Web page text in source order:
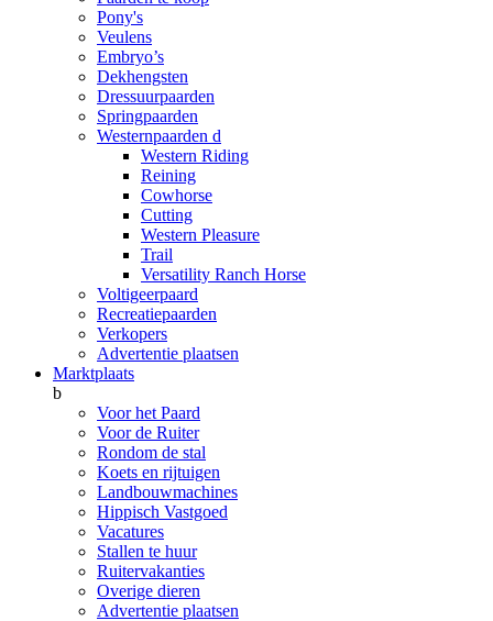
Pony's
Veulens
Embryo’s
Dekhengsten
Dressuurpaarden
Springpaarden
Westernpaarden d
Western Riding
Reining
Cowhorse
Cutting
Western Pleasure
Trail
Versatility Ranch Horse
Voltigeerpaard
Recreatiepaarden
Verkopers
Advertentie plaatsen
Marktplaats
b
Voor het Paard
Voor de Ruiter
Rondom de stal
Koets en rijtuigen
Landbouwmachines
Hippisch Vastgoed
Vacatures
Stallen te huur
Ruitervakanties
Overige dieren
Advertentie plaatsen